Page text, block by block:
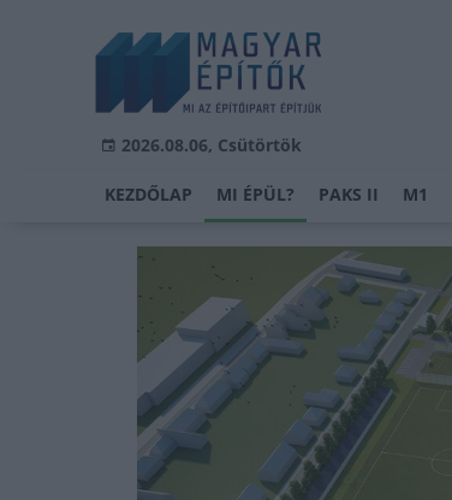
2026.08.06, Csütörtök
KEZDŐLAP MI ÉPÜL? PAKS II M1